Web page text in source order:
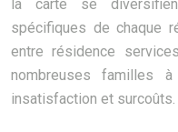
la carte se
spécifiques de chaque
entre résidence
nombreuses familles
insatisfaction et surcoûts.